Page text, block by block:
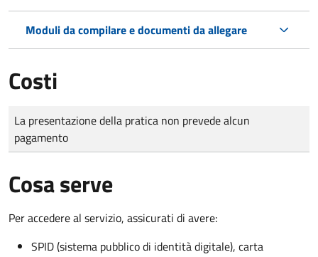
Moduli da compilare e documenti da allegare
Costi
Tipo di pagamento
Importo
La presentazione della pratica non prevede alcun
pagamento
Cosa serve
Per accedere al servizio, assicurati di avere:
SPID (sistema pubblico di identità digitale), carta